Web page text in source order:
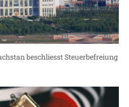
beschliesst Steuerbefreiung